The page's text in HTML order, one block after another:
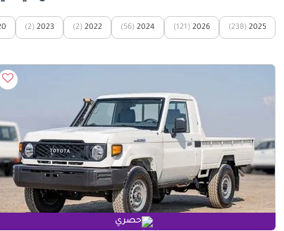
2025
(238)
2026
(121)
2024
(56)
2022
(2)
2023
(2)
حصري